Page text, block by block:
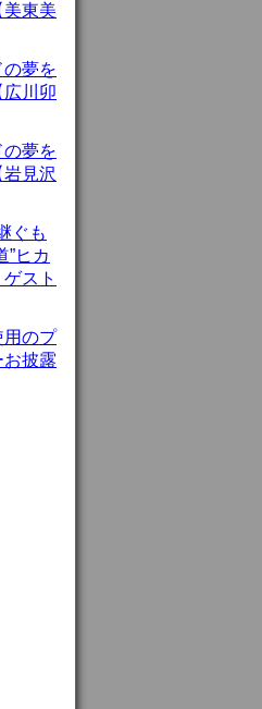
美東美
の夢を
広川卯
の夢を
見沢
ぐも
”ヒカ
スト
用のプ
お披露